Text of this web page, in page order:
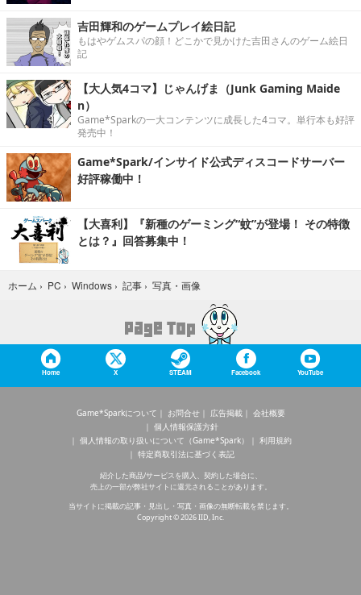
吉田輝和のゲームプレイ絵日記
もはやゲムスパの顔！どこかで見かけた吉田さんのゲーム絵日
記
【大人気4コマ】じゃんげま（Junk Gaming Maide
n）
Game*Sparkの一大コンテンツに成長した4コマ。単行本も好評
発売中！
Game*Spark/インサイド公式ディスコードサーバー
好評稼働中！
【大喜利】『新種のゲーミング“蚊”が登場！ その特徴
とは？』回答募集中！
ホーム › PC › Windows › 記事 › 写真・画像
Home X STEAM Facebook YouTube
Game*Sparkについて お問合せ 広告掲載
会社概要
個人情報保護方針
個人情報の取り扱いについて（Game*Spark）
利用規約
特定商取引法に基づく表記
紹介した商品/サービスを購入、契約した場合に、
売上の一部が弊社サイトに還元されることがあります。
当サイトに掲載の記事・見出し・写真・画像の無断転載を禁じます。
Copyright © 2026 IID, Inc.